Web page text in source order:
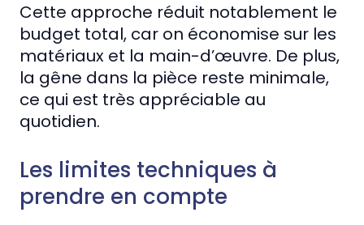
Cette approche réduit notablement le
budget total, car on économise sur les
matériaux et la main-d’œuvre. De plus,
la gêne dans la pièce reste minimale,
ce qui est très appréciable au
quotidien.
Les limites techniques à
prendre en compte